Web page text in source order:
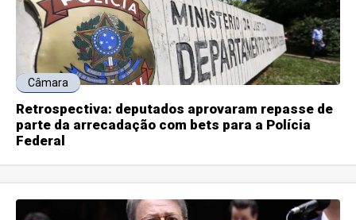
Câmara
Retrospectiva: deputados aprovaram repasse de
parte da arrecadação com bets para a Polícia
Federal